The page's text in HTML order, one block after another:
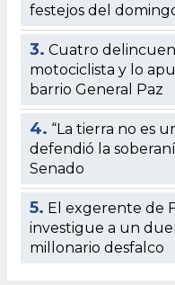
festejos del
3. Cuatro
motociclista y lo
barrio General Paz
4. “La tierra no es
defendió la
Senado
5. El exgerente de
investigue a un
millonario desfalco